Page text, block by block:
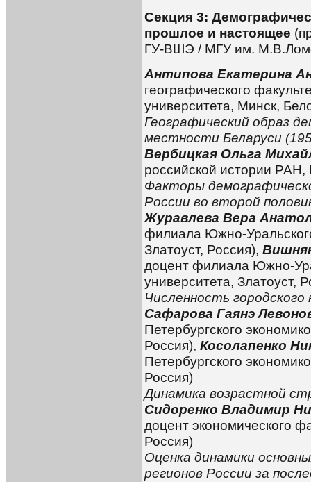
Секция 3:
прошлое и настоящее
ГУ-ВШЭ / МГУ им.
Антипова Екатерина
географического
университета, Минск,
Географический образ
местности Беларуси
Вербицкая Ольга
российской истории РАН,
Факторы
России во второй
Журавлева Вера
филиала Южно-
Златоуст, Россия),
доцент филиала Южно-
университета, Златоуст,
Численность городского
Сафарова Гаянэ
Петербургского
Россия), Косолапенко
Петербургского
Россия)
Динамика возрастной
Сидоренко Владимир
доцент экономического
Россия)
Оценка динамики
регионов России за